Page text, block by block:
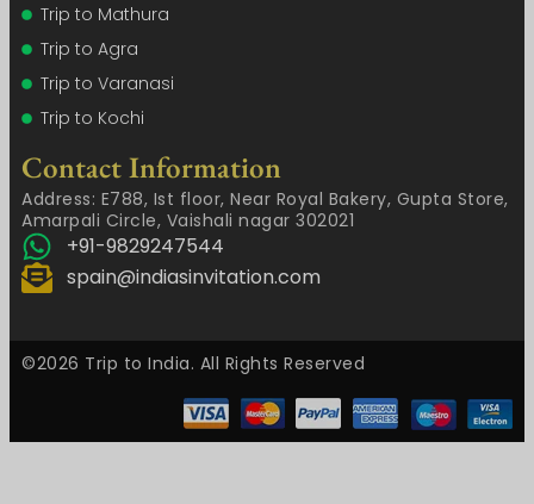
Trip to Mathura
Trip to Agra
Trip to Varanasi
Trip to Kochi
Contact Information
Address: E788, Ist floor, Near Royal Bakery, Gupta Store,
Amarpali Circle, Vaishali nagar 302021
+91-9829247544
spain@indiasinvitation.com
©2026 Trip to India. All Rights Reserved